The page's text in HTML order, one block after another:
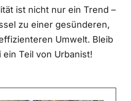
ist nicht nur ein Trend –
zu einer gesünderen,
Umwelt. Bleib
ein Teil von Urbanist!